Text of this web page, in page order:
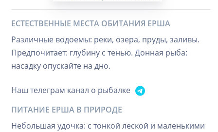
ЕСТЕСТВЕННЫЕ МЕСТА ОБИТАНИЯ ЕРША
Различные водоемы: реки, озера, пруды, заливы.
Предпочитает: глубину с тенью. Донная рыба:
насадку опускайте на дно.
Наш телеграм канал о рыбалке
ПИТАНИЕ ЕРША В ПРИРОДЕ
Небольшая удочка: с тонкой леской и маленькими